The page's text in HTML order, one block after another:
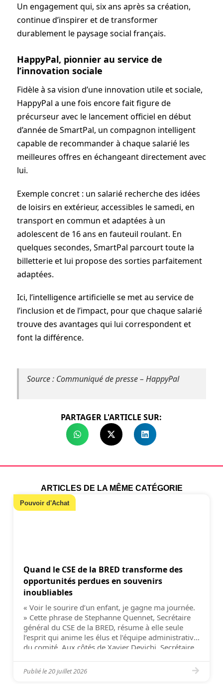
Un engagement qui, six ans après sa création,
continue d’inspirer et de transformer
durablement le paysage social français.
HappyPal, pionnier au service de
l’innovation sociale
Fidèle à sa vision d’une innovation utile et sociale,
HappyPal a une fois encore fait figure de
précurseur avec le lancement officiel en début
d’année de SmartPal, un compagnon intelligent
capable de recommander à chaque salarié les
meilleures offres en échangeant directement avec
lui.
Exemple concret : un salarié recherche des idées
de loisirs en extérieur, accessibles le samedi, en
transport en commun et adaptées à un
adolescent de 16 ans en fauteuil roulant. En
quelques secondes, SmartPal parcourt toute la
billetterie et lui propose des sorties parfaitement
adaptées.
Ici, l’intelligence artificielle se met au service de
l’inclusion et de l’impact, pour que chaque salarié
trouve des avantages qui lui correspondent et
font la différence.
Source : Communiqué de presse – HappyPal
PARTAGER L'ARTICLE SUR:
ARTICLES DE LA MÊME CATÉGORIE
Pouvoir d'Achat
Quand le CSE de la BRED transforme des
opportunités perdues en souvenirs
inoubliables
« Voir le sourire d’un enfant, je gagne ma journée.
» Cette phrase de Stephanne Quennet, Secrétaire
général du CSE de la BRED, résume à elle seule
l’esprit qui anime les élus et l’équipe administrative
du comité. Aux côtés de Xavier Devichi, Secrétaire
administrative, ils œuvrent chaque jour […]
Publié le20 juillet 2026